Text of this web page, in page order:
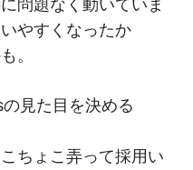
やすくなったか
。
見た目を決める
ちょこ弄って採用い